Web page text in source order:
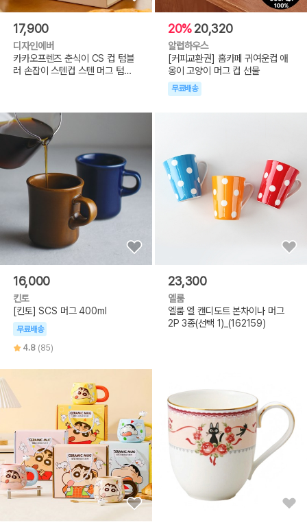
17,900
디자인에버
카카오프렌즈 춘식이 CS 컵 텀블
러 손잡이 스텐컵 스텐 머그 텀블
20%20,320
알럽하우스
[커피교환권] 홈카페 귀여운컵 애
옹이 고양이 머그 컵 선물
무료배송
16,000
킨토
[킨토] SCS 머그 400ml
무료배송
4.8 (85)
23,300
엘룸
엘룸 엘 캔디도트 본차이나 머그
2P 3종(선택 1)_(162159)